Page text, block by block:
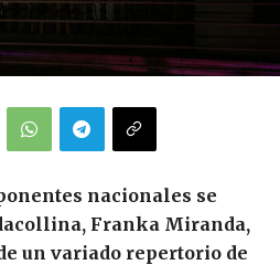
nacionales se
Franka Miranda,
un variado repertorio de